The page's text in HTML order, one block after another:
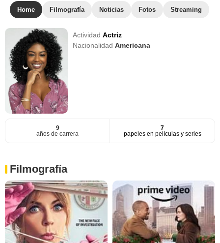
Home Filmografía Noticias Fotos Streaming
ActividadActriz
NacionalidadAmericana
9
años de carrera
7
papeles en películas y series
Filmografía